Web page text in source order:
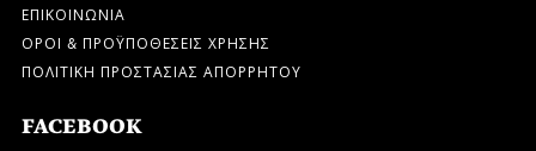
ΕΠΙΚΟΙΝΩΝΙΑ
ΟΡΟΙ & ΠΡΟΫΠΟΘΕΣΕΙΣ ΧΡΗΣΗΣ
ΠΟΛΙΤΙΚΗ ΠΡΟΣΤΑΣΙΑΣ ΑΠΟΡΡΗΤΟΥ
FACEBOOK